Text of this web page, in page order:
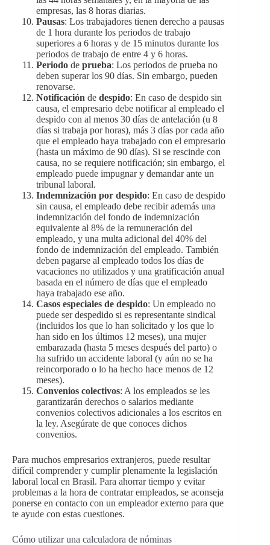
empresas, las 8 horas diarias.
Pausas: Los trabajadores tienen derecho a pausas
de 1 hora durante los periodos de trabajo
superiores a 6 horas y de 15 minutos durante los
periodos de trabajo de entre 4 y 6 horas.
Periodo de prueba: Los periodos de prueba no
deben superar los 90 días. Sin embargo, pueden
renovarse.
Notificación de despido: En caso de despido sin
causa, el empresario debe notificar al empleado el
despido con al menos 30 días de antelación (u 8
días si trabaja por horas), más 3 días por cada año
que el empleado haya trabajado con el empresario
(hasta un máximo de 90 días). Si se rescinde con
causa, no se requiere notificación; sin embargo, el
empleado puede impugnar y demandar ante un
tribunal laboral.
Indemnización por despido: En caso de despido
sin causa, el empleado debe recibir además una
indemnización del fondo de indemnización
equivalente al 8% de la remuneración del
empleado, y una multa adicional del 40% del
fondo de indemnización del empleado. También
deben pagarse al empleado todos los días de
vacaciones no utilizados y una gratificación anual
basada en el número de días que el empleado
haya trabajado ese año.
Casos especiales de despido: Un empleado no
puede ser despedido si es representante sindical
(incluidos los que lo han solicitado y los que lo
han sido en los últimos 12 meses), una mujer
embarazada (hasta 5 meses después del parto) o
ha sufrido un accidente laboral (y aún no se ha
reincorporado o lo ha hecho hace menos de 12
meses).
Convenios colectivos: A los empleados se les
garantizarán derechos o salarios mediante
convenios colectivos adicionales a los escritos en
la ley. Asegúrate de que conoces dichos
convenios.
Para muchos empresarios extranjeros, puede resultar
difícil comprender y cumplir plenamente la legislación
laboral local en Brasil. Para ahorrar tiempo y evitar
problemas a la hora de contratar empleados, se aconseja
ponerse en contacto con un empleador externo para que
te ayude con estas cuestiones.
Cómo utilizar una calculadora de nóminas